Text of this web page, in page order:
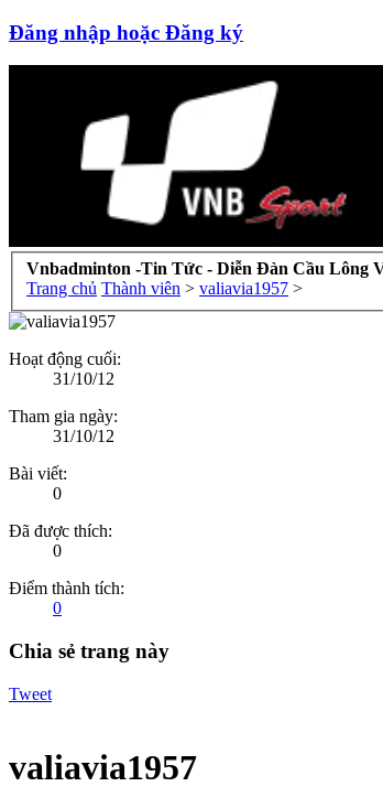
Đăng nhập hoặc Đăng ký
Vnbadminton -Tin Tức - Diễn Đàn Cầu Lông
Trang chủ Thành viên > valiavia1957 >
Hoạt động cuối:
31/10/12
Tham gia ngày:
31/10/12
Bài viết:
0
Đã được thích:
0
Điểm thành tích:
0
Chia sẻ trang này
Tweet
valiavia1957